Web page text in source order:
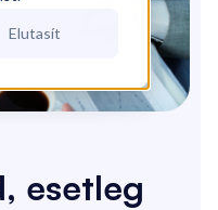
Elutasít
esetleg